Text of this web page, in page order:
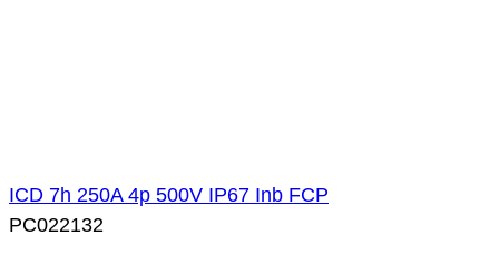
ICD 7h 250A 4p 500V IP67 Inb FCP
PC022132